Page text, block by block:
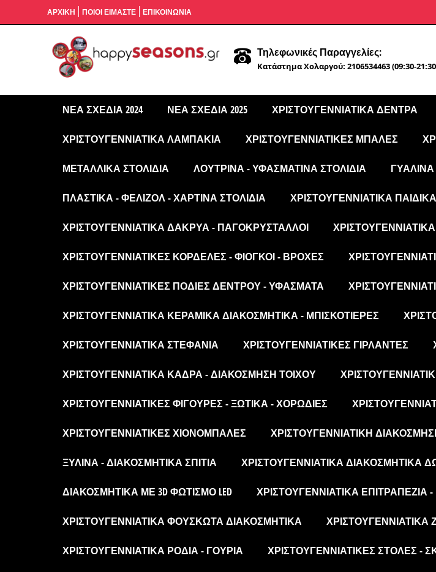
ΑΡΧΙΚΉ ΠΟΙΟΙ ΕΙΜΑΣΤΕ ΕΠΙΚΟΙΝΩΝΙΑ
Τηλεφωνικές Παραγγελίες:
Κατάστημα Χολαργού: 2106534463 (09:30-
ΝΈΑ ΣΧΈΔΙΑ 2024 ΝΈΑ ΣΧΈΔΙΑ 2025 ΧΡΙΣΤΟΥΓΕΝΝΙΆΤΙΚΑ ΔΈΝΤΡΑ
ΧΡΙΣΤΟΥΓΕΝΝΙΆΤΙΚΑ ΛΑΜΠΆΚΙΑ ΧΡΙΣΤΟΥΓΕΝΝΙΆΤΙΚΕΣ ΜΠΆΛΕΣ
ΜΕΤΑΛΛΙΚΆ ΣΤΟΛΊΔΙΑ ΛΟΎΤΡΙΝΑ - ΥΦΑΣΜΆΤΙΝΑ ΣΤΟΛΊΔΙΑ
ΠΛΑΣΤΙΚΆ - ΦΕΛΙΖΌΛ - ΧΆΡΤΙΝΑ ΣΤΟΛΊΔΙΑ ΧΡΙΣΤΟΥΓΕΝΝΙΆΤΙΚΑ
ΧΡΙΣΤΟΥΓΕΝΝΙΆΤΙΚΑ ΔΆΚΡΥΑ - ΠΑΓΟΚΡΎΣΤΑΛΛΟΙ
ΧΡΙΣΤΟΥΓΕΝΝΙΆΤΙΚΕΣ ΚΟΡΔΈΛΕΣ - ΦΙΌΓΚΟΙ - ΒΡΟΧΈΣ
ΧΡΙΣΤΟΥΓΕΝΝΙΆΤΙΚΕΣ ΠΟΔΙΈΣ ΔΈΝΤΡΟΥ - ΥΦΆΣΜΑΤΑ
ΧΡΙΣΤΟΥΓΕΝΝΙΆΤΙΚΑ ΚΕΡΑΜΙΚΆ ΔΙΑΚΟΣΜΗΤΙΚΆ - ΜΠΙΣΚΟΤΙΈΡΕΣ
ΧΡΙΣΤΟΥΓΕΝΝΙΆΤΙΚΑ ΣΤΕΦΆΝΙΑ ΧΡΙΣΤΟΥΓΕΝΝΙΆΤΙΚΕΣ ΓΙΡΛΆΝΤΕΣ
ΧΡΙΣΤΟΥΓΕΝΝΙΆΤΙΚΑ ΚΆΔΡΑ - ΔΙΑΚΌΣΜΗΣΗ ΤΟΊΧΟΥ
ΧΡΙΣΤΟΥΓΕΝΝΙΆΤΙΚΕΣ ΦΙΓΟΎΡΕΣ - ΞΩΤΙΚΆ - ΧΟΡΩΔΊΕΣ
ΧΡΙΣΤΟΥΓΕΝΝΙΆΤΙΚΕΣ ΧΙΟΝΌΜΠΑΛΕΣ ΧΡΙΣΤΟΥΓΕΝΝΙΆΤΙΚΗ
ΞΎΛΙΝΑ - ΔΙΑΚΟΣΜΗΤΙΚΆ ΣΠΊΤΙΑ ΧΡΙΣΤΟΥΓΕΝΝΙΆΤΙΚΑ ΔΙΑΚΟΣΜΗΤΙΚΆ
ΔΙΑΚΟΣΜΗΤΙΚΆ ΜΕ 3D ΦΩΤΙΣΜΌ LED ΧΡΙΣΤΟΥΓΕΝΝΙΆΤΙΚΑ ΕΠΙΤΡΑΠΈΖΙΑ
ΧΡΙΣΤΟΥΓΕΝΝΙΆΤΙΚΑ ΦΟΥΣΚΩΤΆ ΔΙΑΚΟΣΜΗΤΙΚΆ ΧΡΙΣΤΟΥΓΕΝΝΙΆΤΙΚΑ
ΧΡΙΣΤΟΥΓΕΝΝΙΆΤΙΚΑ ΡΌΔΙΑ - ΓΟΎΡΙΑ ΧΡΙΣΤΟΥΓΕΝΝΙΆΤΙΚΕΣ ΣΤΟΛΈΣ -